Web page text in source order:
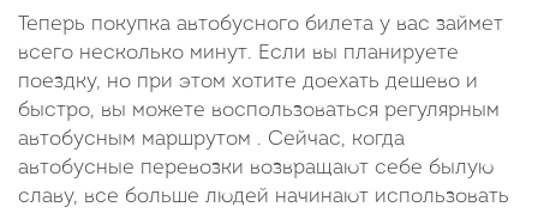
Теперь покупка автобусного билета у вас займет
всего несколько минут. Если вы планируете
поездку, но при этом хотите доехать дешево и
быстро, вы можете воспользоваться регулярным
автобусным маршрутом . Сейчас, когда
автобусные перевозки возвращают себе былую
славу, все больше людей начинают использовать